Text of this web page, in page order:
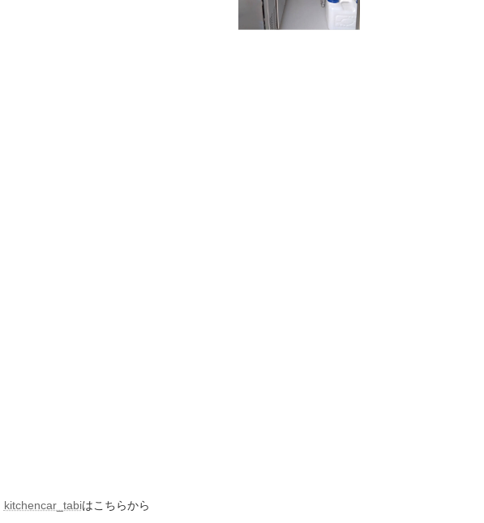
kitchencar_tabiはこちらから